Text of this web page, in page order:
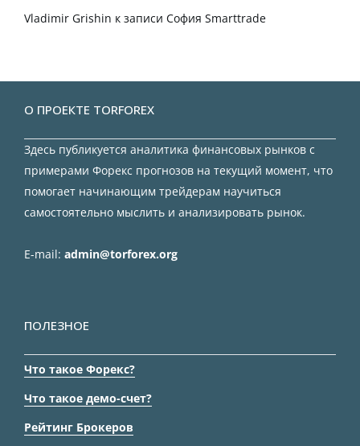
Vladimir Grishin к записи София Smarttrade
О ПРОЕКТЕ TORFOREX
Здесь публикуется аналитика финансовых рынков с
примерами Форекс прогнозов на текущий момент, что
помогает начинающим трейдерам научиться
самостоятельно мыслить и анализировать рынок.
E-mail: admin@torforex.org
ПОЛЕЗНОЕ
Что такое Форекс?
Что такое демо-счет?
Рейтинг Брокеров